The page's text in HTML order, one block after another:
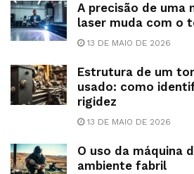
A precisão de uma
laser muda com o
13 DE MAIO DE 2026
Estrutura de um
usado: como
rigidez
13 DE MAIO DE 2026
O uso da máquina
ambiente fabril